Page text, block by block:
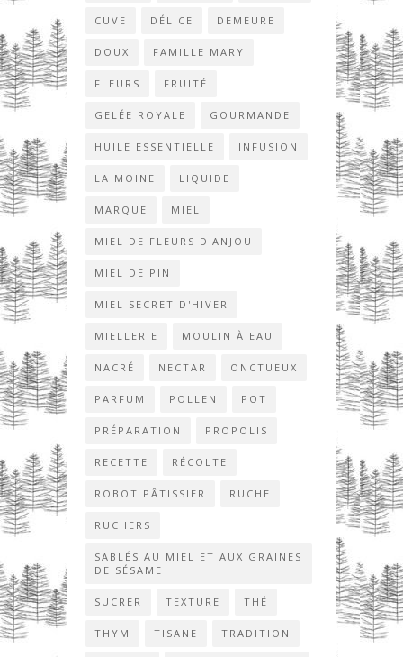
CUVE DÉLICE DEMEURE
DOUX FAMILLE MARY
FLEURS FRUITÉ
GELÉE ROYALE GOURMANDE
HUILE ESSENTIELLE INFUSION
LA MOINE LIQUIDE
MARQUE MIEL
MIEL DE FLEURS D'ANJOU
MIEL DE PIN
MIEL SECRET D'HIVER
MIELLERIE MOULIN À EAU
NACRÉ NECTAR ONCTUEUX
PARFUM POLLEN POT
PRÉPARATION PROPOLIS
RECETTE RÉCOLTE
ROBOT PÂTISSIER RUCHE
RUCHERS
SABLÉS AU MIEL ET AUX GRAINES
DE SÉSAME
SUCRER TEXTURE THÉ
THYM TISANE TRADITION